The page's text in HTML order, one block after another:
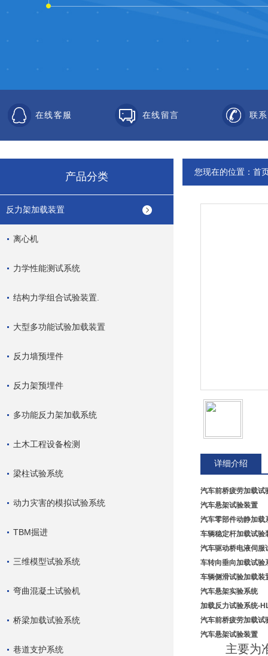
在线客服 在线留言 联
产品分类
反力架加载装置
离心机
力学性能测试系统
结构力学组合试验装置.
大型多功能试验加载装置
反力墙预埋件
反力架预埋件
多功能反力架加载系统
土木工程设备检测
梁柱试验系统
动力灾害的模拟试验系统
TBM掘进
三维模型试验系统
弯曲混凝土试验机
桥梁加载试验系统
巷道支护系统
您现在的位置： 首
详细介绍
汽车前桥疲劳加载试
汽车悬架试验装置
汽车零部件动静加载
车辆稳定杆加载试验
汽车驱动桥电液伺服
车转向垂向加载试验
车辆侧滑试验加载装
汽车悬架实验系统
加载反力试验系统-
汽车前桥疲劳加载试
汽车悬架试验装置
主要为准